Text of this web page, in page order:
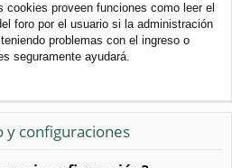
proveen funciones como leer el
foro por el usuario si la administración
problemas con el ingreso o
seguramente ayudará.
y configuraciones